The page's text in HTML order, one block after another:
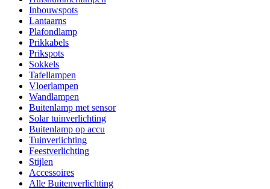
Inbouwspots
Lantaarns
Plafondlamp
Prikkabels
Prikspots
Sokkels
Tafellampen
Vloerlampen
Wandlampen
Buitenlamp met sensor
Solar tuinverlichting
Buitenlamp op accu
Tuinverlichting
Feestverlichting
Stijlen
Accessoires
Alle Buitenverlichting